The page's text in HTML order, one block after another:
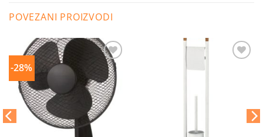
POVEZANI PROIZVODI
-28%
Dodaj
na
listu
želja